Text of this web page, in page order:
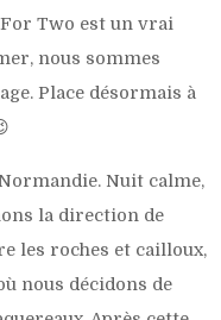
Two est un vrai
nous sommes
Place désormais à
Nuit calme,
la direction de
les roches et cailloux,
nous décidons de